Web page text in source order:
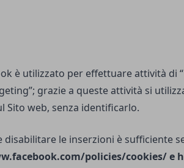
è utilizzato per effettuare attività di
grazie a queste attività si
Sito web, senza identificarlo.
disabilitare le inserzioni è sufficiente
policies/cookies/e